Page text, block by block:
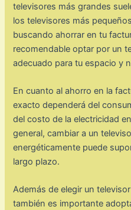
televisores más grandes
los televisores más
buscando ahorrar en tu
recomendable optar por un
adecuado para tu espacio y
En cuanto al ahorro en la
exacto dependerá del
del costo de la electricidad
general, cambiar a un
energéticamente puede
largo plazo.
Además de elegir un
también es importante